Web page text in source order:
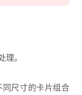
。
尺寸的卡片组合